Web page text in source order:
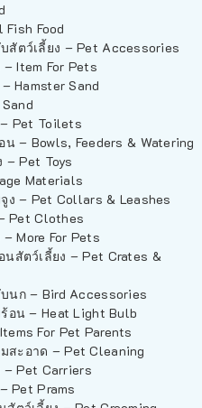
Food
ตว์เลี้ยง – Pet Accessories
Item For Pets
Hamster Sand
Pet Toilets
น – Bowls, Feeders & Watering
– Pet Toys
Materials
ง – Pet Collars & Leashes
Pet Clothes
More For Pets
สัตว์เลี้ยง – Pet Crates &
นก – Bird Accessories
อน – Heat Light Bulb
For Pet Parents
ะอาด – Pet Cleaning
– Pet Carriers
Pet Prams